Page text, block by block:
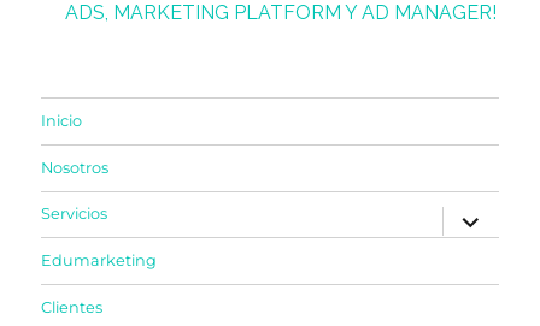
ADS, MARKETING PLATFORM Y AD MANAGER!
Inicio
Nosotros
Servicios
expande
el
Edumarketing
Clientes